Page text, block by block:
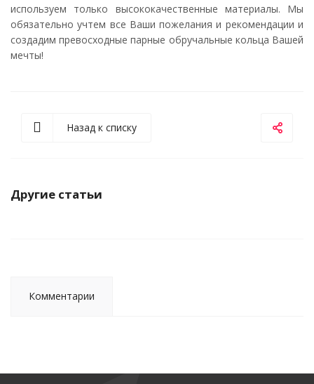
используем только высококачественные материалы. Мы
обязательно учтем все Ваши пожелания и рекомендации и
создадим превосходные парные обручальные кольца Вашей
мечты!
Назад к списку
Другие статьи
Комментарии